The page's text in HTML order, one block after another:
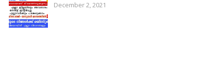
December 2, 2021